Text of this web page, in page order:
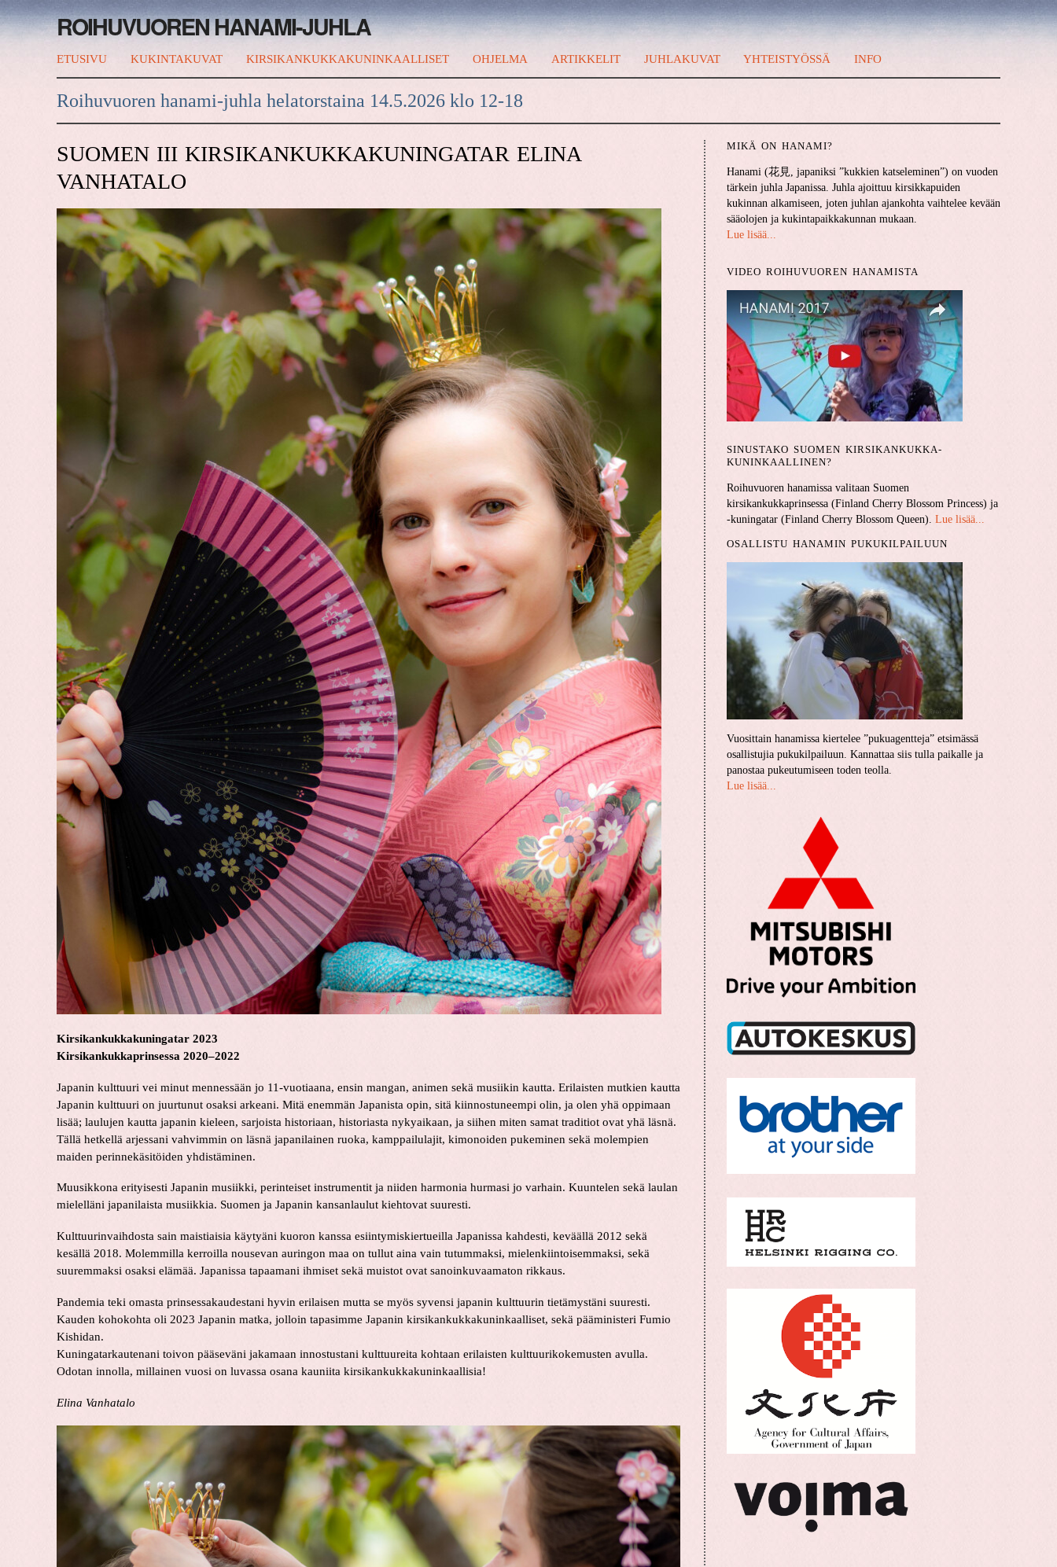
ROIHUVUOREN HANAMI-JUHLA
ETUSIVU KUKINTAKUVAT KIRSIKANKUKKAKUNINKAALLISET OHJELMA ARTIKKELIT JUHLAKUVAT YHTEISTYÖSSÄ INFO
Roihuvuoren hanami-juhla helatorstaina 14.5.2026 klo 12-18
SUOMEN III KIRSIKANKUKKAKUNINGATAR ELINA
VANHATALO
Kirsikankukkakuningatar 2023
Kirsikankukkaprinsessa 2020–2022
Japanin kulttuuri vei minut mennessään jo 11-vuotiaana, ensin mangan, animen sekä musiikin kautta. Erilaisten mutkien kautta
Japanin kulttuuri on juurtunut osaksi arkeani. Mitä enemmän Japanista opin, sitä kiinnostuneempi olin, ja olen yhä oppimaan
lisää; laulujen kautta japanin kieleen, sarjoista historiaan, historiasta nykyaikaan, ja siihen miten samat traditiot ovat yhä läsnä.
Tällä hetkellä arjessani vahvimmin on läsnä japanilainen ruoka, kamppailulajit, kimonoiden pukeminen sekä molempien
maiden perinnekäsitöiden yhdistäminen.
Muusikkona erityisesti Japanin musiikki, perinteiset instrumentit ja niiden harmonia hurmasi jo varhain. Kuuntelen sekä laulan
mielelläni japanilaista musiikkia. Suomen ja Japanin kansanlaulut kiehtovat suuresti.
Kulttuurinvaihdosta sain maistiaisia käytyäni kuoron kanssa esiintymiskiertueilla Japanissa kahdesti, keväällä 2012 sekä
kesällä 2018. Molemmilla kerroilla nousevan auringon maa on tullut aina vain tutummaksi, mielenkiintoisemmaksi, sekä
suuremmaksi osaksi elämää. Japanissa tapaamani ihmiset sekä muistot ovat sanoinkuvaamaton rikkaus.
Pandemia teki omasta prinsessakaudestani hyvin erilaisen mutta se myös syvensi japanin kulttuurin tietämystäni suuresti.
Kauden kohokohta oli 2023 Japanin matka, jolloin tapasimme Japanin kirsikankukkakuninkaalliset, sekä pääministeri Fumio
Kishidan.
Kuningatarkautenani toivon pääseväni jakamaan innostustani kulttuureita kohtaan erilaisten kulttuurikokemusten avulla.
Odotan innolla, millainen vuosi on luvassa osana kauniita kirsikankukkakuninkaallisia!
Elina Vanhatalo
MIKÄ ON HANAMI?
Hanami (花見, japaniksi ”kukkien katseleminen”) on vuoden
tärkein juhla Japanissa. Juhla ajoittuu kirsikkapuiden
kukinnan alkamiseen, joten juhlan ajankohta vaihtelee kevään
sääolojen ja kukintapaikkakunnan mukaan.
Lue lisää...
VIDEO ROIHUVUOREN HANAMISTA
SINUSTAKO SUOMEN KIRSIKANKUKKA­
KUNINKAALLINEN?
Roihuvuoren hanamissa valitaan Suomen
kirsikankukkaprinsessa (Finland Cherry Blossom Princess) ja
-kuningatar (Finland Cherry Blossom Queen). Lue lisää...
OSALLISTU HANAMIN PUKUKILPAILUUN
Vuosittain hanamissa kiertelee ”pukuagentteja” etsimässä
osallistujia pukukilpailuun. Kannattaa siis tulla paikalle ja
panostaa pukeutumiseen toden teolla.
Lue lisää...